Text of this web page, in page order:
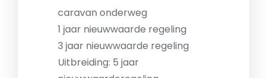
caravan onderweg
1 jaar nieuwwaarde regeling
3 jaar nieuwwaarde regeling
Uitbreiding: 5 jaar